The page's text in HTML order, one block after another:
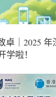
卓｜2025
啦！